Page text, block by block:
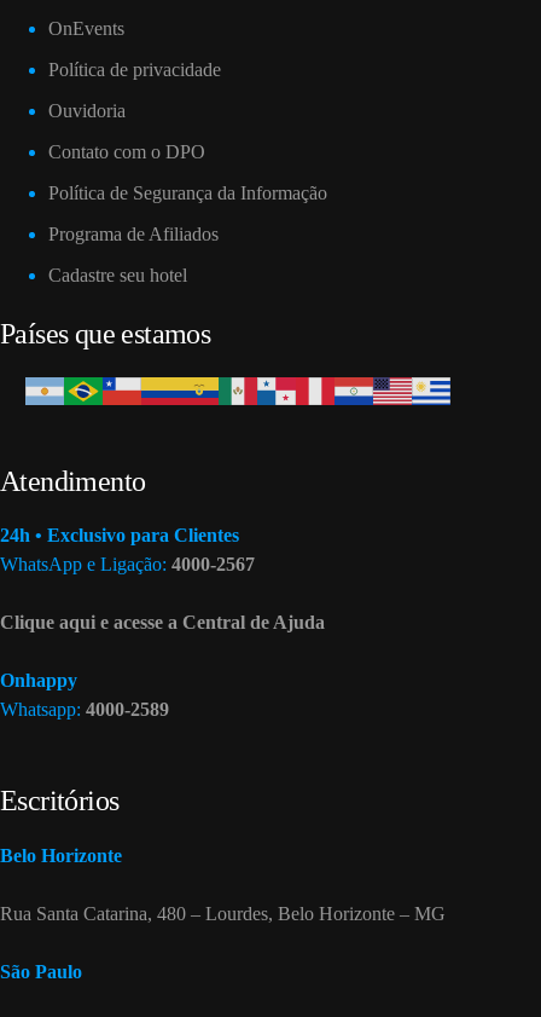
OnEvents
Política de privacidade
Ouvidoria
Contato com o DPO
Política de Segurança da Informação
Programa de Afiliados
Cadastre seu hotel
Países que estamos
Atendimento
24h • Exclusivo para Clientes
WhatsApp e Ligação: 4000-2567
Clique aqui e acesse a Central de Ajuda
Onhappy
Whatsapp: 4000-2589
Escritórios
Belo Horizonte
Rua Santa Catarina, 480 – Lourdes, Belo Horizonte – MG
São Paulo